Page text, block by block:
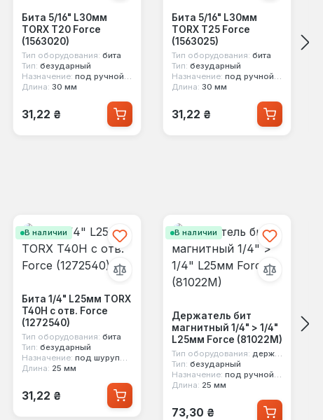
Бита 5/16" L30мм
TORX T20 Force
(1563020)
Тип оборудования: бита
Тип: безударный
Назначение: под ручной инструмент
Длина: 30 мм
Обычная цена:
31,22 ₴
Бита 5/16" L30мм
TORX T25 Force
(1563025)
Тип оборудования: бита
Тип: безударный
Назначение: под ручной инструмент
Длина: 30 мм
Обычная цена:
31,22 ₴
В наличии
Бита 1/4" L25мм TORX
T40H с отв. Force
(1272540)
Тип оборудования: бита
Тип: безударный
Назначение: под шуруповерт
Длина: 25 мм
Обычная цена:
31,22 ₴
В наличии
Держатель бит
магнитный 1/4" > 1/4"
L25мм Force (81022M)
Тип оборудования: держатель бит
Тип: безударный
Назначение: под ручной инструмент
Длина: 25 мм
Обычная цена:
73,30 ₴